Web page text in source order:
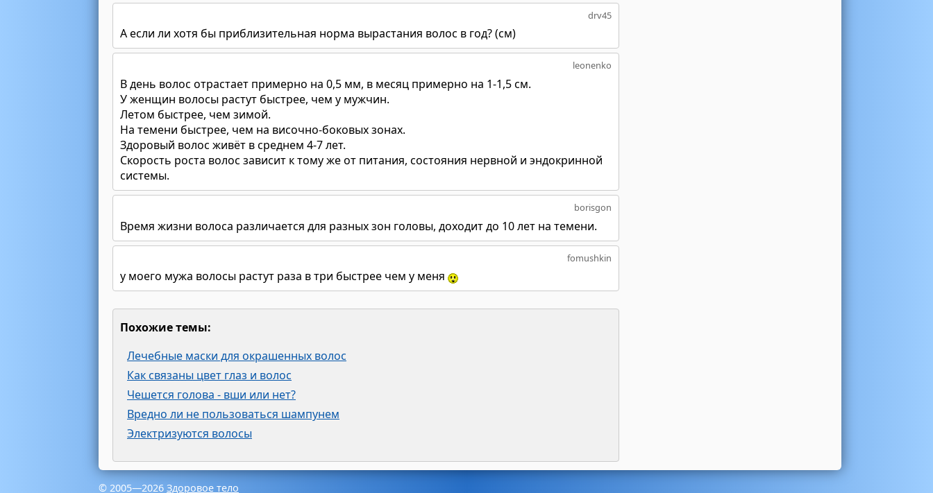
drv45
А если ли хотя бы приблизительная норма вырастания волос в год? (см)
leonenko
В день волос отрастает примерно на 0,5 мм, в месяц примерно на 1-1,5 см.
У женщин волосы растут быстрее, чем у мужчин.
Летом быстрее, чем зимой.
На темени быстрее, чем на височно-боковых зонах.
Здоровый волос живёт в среднем 4-7 лет.
Скорость роста волос зависит к тому же от питания, состояния нервной и эндокринной
системы.
borisgon
Время жизни волоса различается для разных зон головы, доходит до 10 лет на темени.
fomushkin
у моего мужа волосы растут раза в три быстрее чем у меня
Похожие темы:
Лечебные маски для окрашенных волос
Как связаны цвет глаз и волос
Чешется голова - вши или нет?
Вредно ли не пользоваться шампунем
Электризуются волосы
© 2005—2026 Здоровое тело